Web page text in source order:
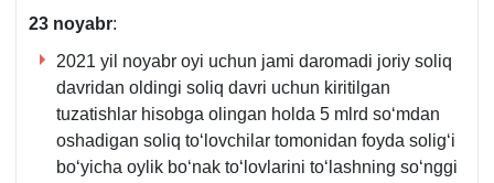
23 noyabr:
2021 yil noyabr oyi uchun jami daromadi joriy soliq
davridan oldingi soliq davri uchun kiritilgan
tuzatishlar hisobga olingan holda 5 mlrd soʻmdan
oshadigan soliq toʻlovchilar tomonidan foyda soligʻi
boʻyicha oylik boʻnak toʻlovlarini toʻlashning soʻnggi